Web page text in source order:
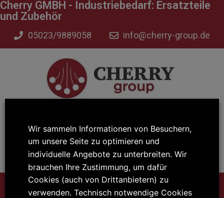
Cherry GMBH - Industriebedarf: Ersatzteile
und Zubehör
05023/9889058 info@cherry-group.de
Mo – Do: 08:00 – 17:00 Uhr
Fr: 08:00 – 14:00 Uhr
Wir sammeln Informationen von Besuchern,
um unsere Seite zu optimieren und
individuelle Angebote zu unterbreiten. Wir
brauchen Ihre Zustimmung, um dafür
Cookies (auch von Drittanbietern) zu
verwenden. Technisch notwendige Cookies